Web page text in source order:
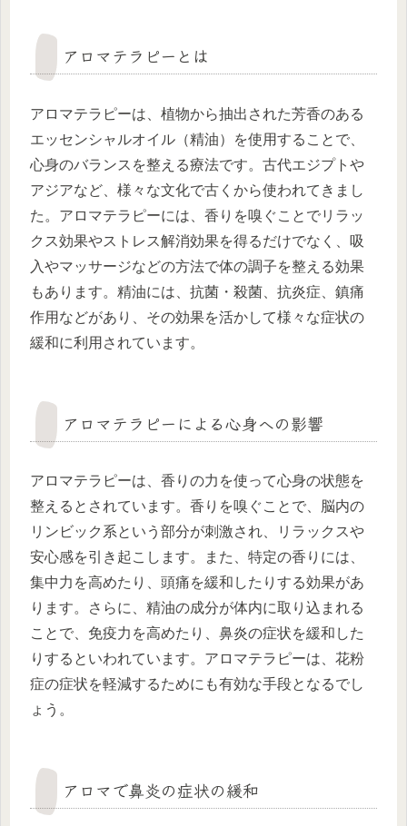
アロマテラピーとは
アロマテラピーは、植物から抽出された芳香のある
エッセンシャルオイル（精油）を使用することで、
心身のバランスを整える療法です。古代エジプトや
アジアなど、様々な文化で古くから使われてきまし
た。アロマテラピーには、香りを嗅ぐことでリラッ
クス効果やストレス解消効果を得るだけでなく、吸
入やマッサージなどの方法で体の調子を整える効果
もあります。精油には、抗菌・殺菌、抗炎症、鎮痛
作用などがあり、その効果を活かして様々な症状の
緩和に利用されています。
アロマテラピーによる心身への影響
アロマテラピーは、香りの力を使って心身の状態を
整えるとされています。香りを嗅ぐことで、脳内の
リンビック系という部分が刺激され、リラックスや
安心感を引き起こします。また、特定の香りには、
集中力を高めたり、頭痛を緩和したりする効果があ
ります。さらに、精油の成分が体内に取り込まれる
ことで、免疫力を高めたり、鼻炎の症状を緩和した
りするといわれています。アロマテラピーは、花粉
症の症状を軽減するためにも有効な手段となるでし
ょう。
アロマで鼻炎の症状の緩和